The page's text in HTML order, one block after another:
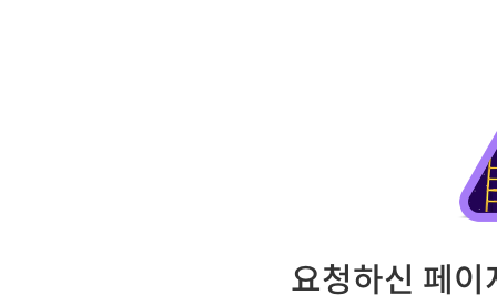
요청하신 페